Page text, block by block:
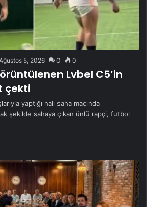
5, 2026 0 0
Lvbel C5’in
çekti
yaptığı halı saha maçında
şekilde sahaya çıkan ünlü rapçi, futbol